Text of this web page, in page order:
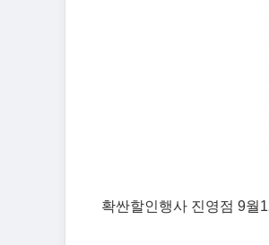
확싼할인행사 진영점 9월